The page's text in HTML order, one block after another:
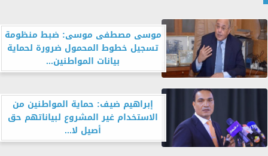
موسى مصطفى موسى: ضبط منظومة
تسجيل خطوط المحمول ضرورة لحماية
بيانات المواطنين...
إبراهيم ضيف: حماية المواطنين من
الاستخدام غير المشروع لبياناتهم حق
أصيل لا...